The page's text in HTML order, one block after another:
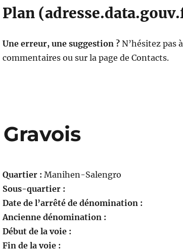
Plan
Une erreur, une suggestion ?N’hésitez pas
commentaires ou sur la page de Contacts.
Quartier : Manihen-Salengro
Sous-quartier :
Date de l’arrêté de dénomination :
Ancienne dénomination :
Début de la voie :
Fin de la voie :